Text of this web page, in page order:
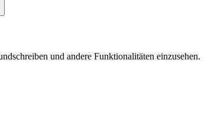
und andere Funktionalitäten einzusehen.